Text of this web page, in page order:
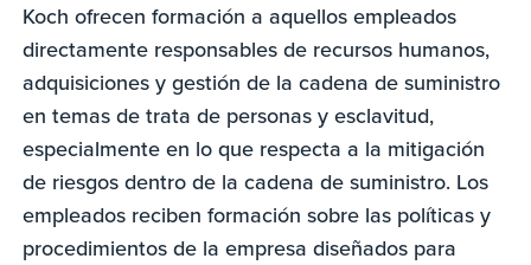
Koch ofrecen formación a aquellos empleados
directamente responsables de recursos humanos,
adquisiciones y gestión de la cadena de suministro
en temas de trata de personas y esclavitud,
especialmente en lo que respecta a la mitigación
de riesgos dentro de la cadena de suministro. Los
empleados reciben formación sobre las políticas y
procedimientos de la empresa diseñados para